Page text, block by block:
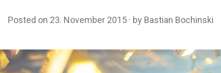
Posted on 23. November 2015 by Bastian Bochinski